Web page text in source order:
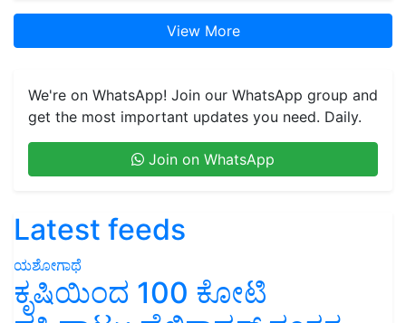
View More
We're on WhatsApp! Join our WhatsApp group and
get the most important updates you need. Daily.
Join on WhatsApp
Latest feeds
ಯಶೋಗಾಥೆ
ಕೃಷಿಯಿಂದ 100 ಕೋಟಿ